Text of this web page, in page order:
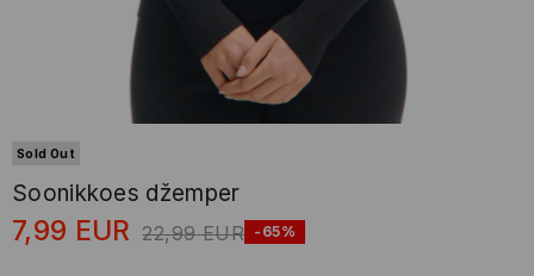
Sold Out
Soonikkoes džemper
7,99 EUR 22,99 EUR -65%